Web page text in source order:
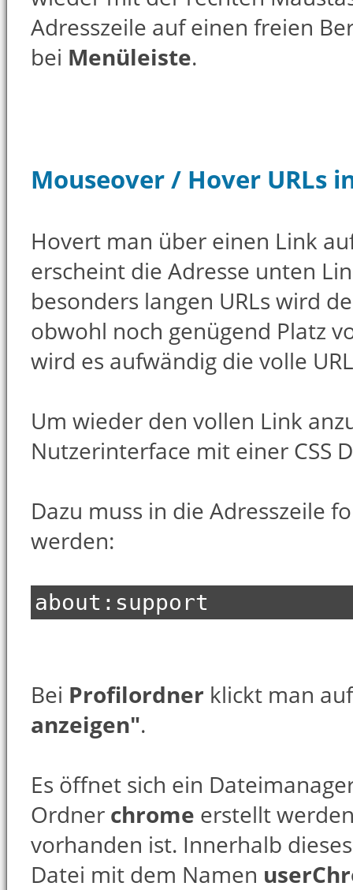
Adresszeile auf einen freien
bei Menüleiste.
Mouseover / Hover URLs
Hovert man über einen Link
erscheint die Adresse unten
besonders langen URLs wird
obwohl noch genügend Platz
wird es aufwändig die volle
Um wieder den vollen Link
Nutzerinterface mit einer CSS
Dazu muss in die Adresszeile
werden:
about:support
Bei Profilordner klickt man
anzeigen".
Es öffnet sich ein
Ordner chrome erstellt
vorhanden ist. Innerhalb
Datei mit dem Namen